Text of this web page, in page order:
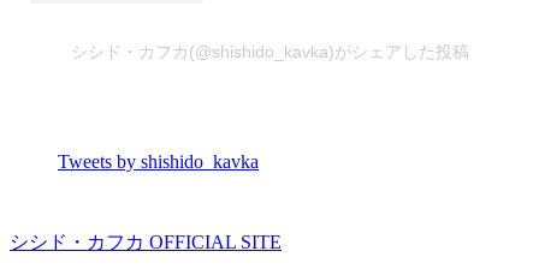
シシド・カフカ(@shishido_kavka)がシェアした投稿
Tweets by shishido_kavka
シシド・カフカ OFFICIAL SITE